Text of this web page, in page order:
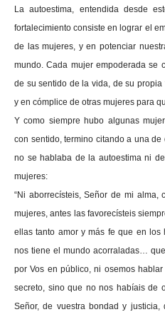
La autoestima, entendida desde
fortalecimiento consiste en lograr el
de las mujeres, y en potenciar
mundo. Cada mujer empoderada se
de su sentido de la vida, de su
y en cómplice de otras mujeres para
Y como siempre hubo algunas
con sentido, termino citando a una
no se hablaba de la autoestima ni
mujeres:
“Ni aborrecísteis, Señor de mi
mujeres, antes las favorecísteis
ellas tanto amor y más fe que en
nos tiene el mundo acorraladas…
por Vos en público, ni osemos
secreto, sino que no nos habíais de
Señor, de vuestra bondad y